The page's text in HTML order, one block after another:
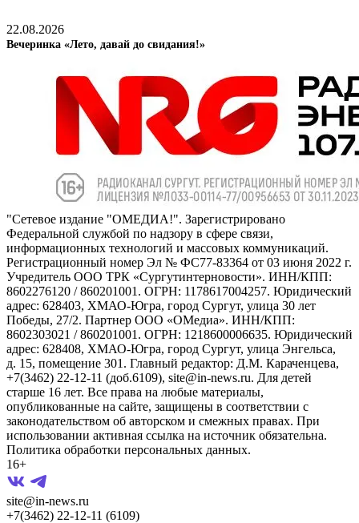
22.08.2026
Вечеринка «Лето, давай до свидания!»
"Сетевое издание "ОМЕДИА!". Зарегистрировано
Федеральной службой по надзору в сфере связи,
информационных технологий и массовых коммуникаций.
Регистрационный номер Эл № ФС77-83364 от 03 июня 2022 г.
Учредитель ООО ТРК «Сургутинтерновости». ИНН/КПП:
8602276120 / 860201001. ОГРН: 1178617004257. Юридический
адрес: 628403, ХМАО-Югра, город Сургут, улица 30 лет
Победы, 27/2. Партнер ООО «ОМедиа». ИНН/КПП:
8602303021 / 860201001. ОГРН: 1218600006635. Юридический
адрес: 628408, ХМАО-Югра, город Сургут, улица Энгельса,
д. 15, помещение 301. Главный редактор: Д.М. Караченцева,
+7(3462) 22-12-11 (доб.6109), site@in-news.ru. Для детей
старше 16 лет. Все права на любые материалы,
опубликованные на сайте, защищены в соответствии с
законодательством об авторском и смежных правах. При
использовании активная ссылка на источник обязательна.
Политика обработки персональных данных.
16+
site@in-news.ru
+7(3462) 22-12-11 (6109)